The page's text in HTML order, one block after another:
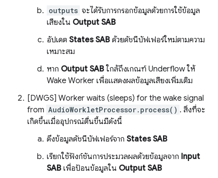
outputs จะได้รับการกรอกข้อมูลด้วยการใช้ข้อมูล
เสียงใน Output SAB
อัปเดต States SAB ด้วยดัชนีบัฟเฟอร์ใหม่ตามความ
เหมาะสม
หาก Output SAB ใกล้ถึงเกณฑ์ Underflow ให้
Wake Worker เพื่อแสดงผลข้อมูลเสียงเพิ่มเติม
[DWGS] Worker waits (sleeps) for the wake signal
from AudioWorkletProcessor.process() . สิ่งที่จะ
เกิดขึ้นเมื่ออุปกรณ์ตื่นขึ้นมีดังนี้
ดึงข้อมูลดัชนีบัฟเฟอร์จาก States SAB
เรียกใช้ฟังก์ชันการประมวลผลด้วยข้อมูลจาก Input
SAB เพื่อป้อนข้อมูลใน Output SAB